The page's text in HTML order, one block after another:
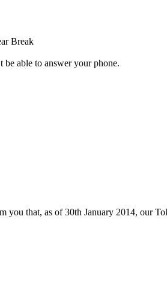
Break
able to answer your phone.
you that, as of 30th January 2014,